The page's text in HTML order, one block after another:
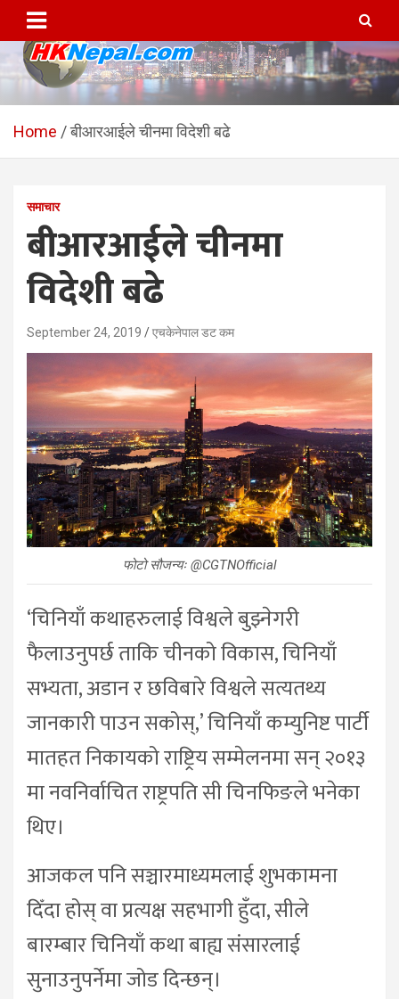
content
HKNepal.com – हङकङबाट
सञ्चालित पहिलो नेपाली अनलाईन
hknepal, hknepal.com, hk nepal, hk nepal com
Home बीआरआईले चीनमा विदेशी बढे
समाचार
बीआरआईले चीनमा
विदेशी बढे
September 24, 2019 एचकेनेपाल डट कम
फोटो सौजन्यः @CGTNOfficial
‘चिनियाँ कथाहरुलाई विश्वले बुझ्नेगरी
फैलाउनुपर्छ ताकि चीनको विकास, चिनियाँ
सभ्यता, अडान र छविबारे विश्वले सत्यतथ्य
जानकारी पाउन सकोस्,’ चिनियाँ कम्युनिष्ट पार्टी
मातहत निकायको राष्ट्रिय सम्मेलनमा सन् २०१३
मा नवनिर्वाचित राष्ट्रपति सी चिनफिङले भनेका
थिए।
आजकल पनि सञ्चारमाध्यमलाई शुभकामना
दिँदा होस् वा प्रत्यक्ष सहभागी हुँदा, सीले
बारम्बार चिनियाँ कथा बाह्य संसारलाई
सुनाउनुपर्नेमा जोड दिन्छन्।